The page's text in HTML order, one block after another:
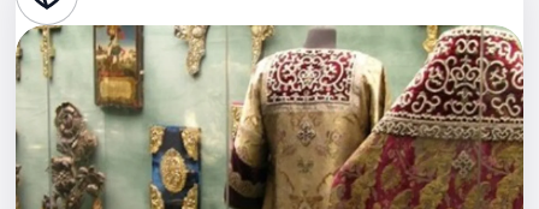
Стендап
Выставки
Квесты
Экскурсии